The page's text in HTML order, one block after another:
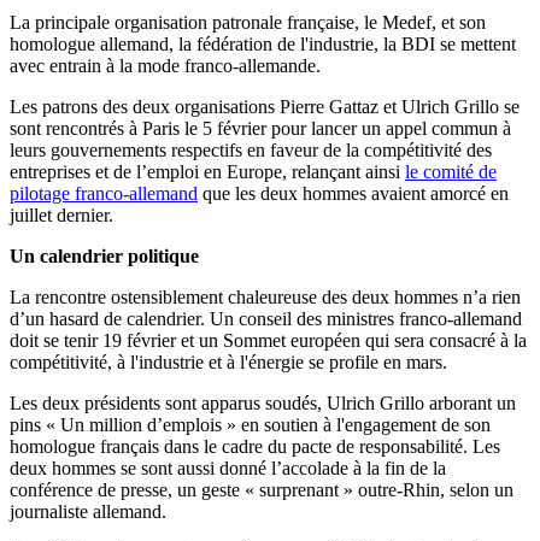
La principale organisation patronale française, le Medef, et son
homologue allemand, la fédération de l'industrie, la BDI se mettent
avec entrain à la mode franco-allemande.
Les patrons des deux organisations Pierre Gattaz et Ulrich Grillo se
sont rencontrés à Paris le 5 février pour lancer un appel commun à
leurs gouvernements respectifs en faveur de la compétitivité des
entreprises et de l’emploi en Europe, relançant ainsi le comité de
pilotage franco-allemand que les deux hommes avaient amorcé en
juillet dernier.
Un calendrier politique
La rencontre ostensiblement chaleureuse des deux hommes n’a rien
d’un hasard de calendrier. Un conseil des ministres franco-allemand
doit se tenir 19 février et un Sommet européen qui sera consacré à la
compétitivité, à l'industrie et à l'énergie se profile en mars.
Les deux présidents sont apparus soudés, Ulrich Grillo arborant un
pins « Un million d’emplois » en soutien à l'engagement de son
homologue français dans le cadre du pacte de responsabilité. Les
deux hommes se sont aussi donné l’accolade à la fin de la
conférence de presse, un geste « surprenant » outre-Rhin, selon un
journaliste allemand.